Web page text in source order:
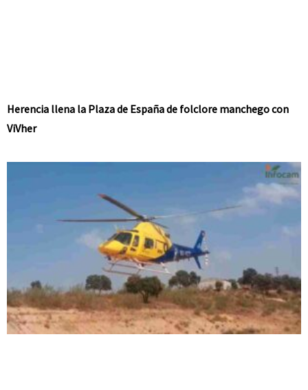
Herencia llena la Plaza de España de folclore manchego con
ViVher